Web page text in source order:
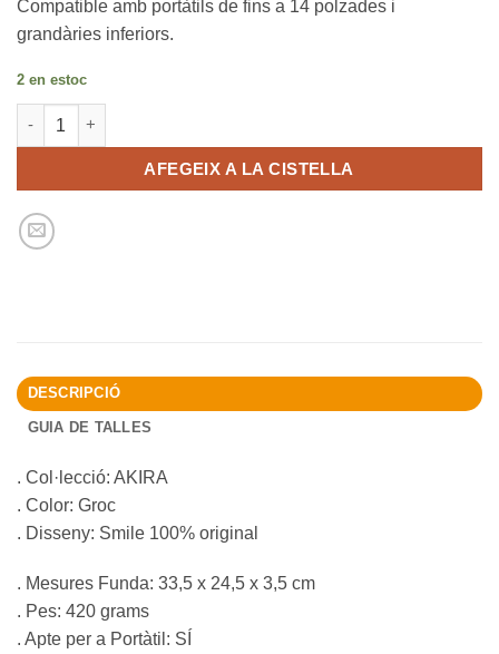
Compatible amb portàtils de fins a 14 polzades i
grandàries inferiors.
2 en estoc
quantitat de Funda portàtil impermeable fins a 14" - SMILE
AFEGEIX A LA CISTELLA
DESCRIPCIÓ
GUIA DE TALLES
. Col·lecció: AKIRA
. Color: Groc
. Disseny: Smile 100% original
. Mesures Funda: 33,5 x 24,5 x 3,5 cm
. Pes: 420 grams
. Apte per a Portàtil: SÍ